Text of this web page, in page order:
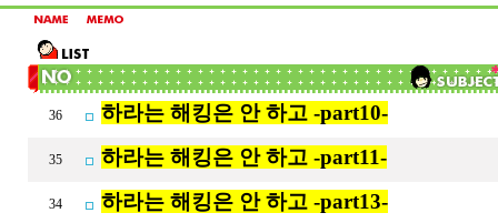
36 하라는 해킹은 안 하고 -part10-
35 하라는 해킹은 안 하고 -part11-
34 하라는 해킹은 안 하고 -part13-